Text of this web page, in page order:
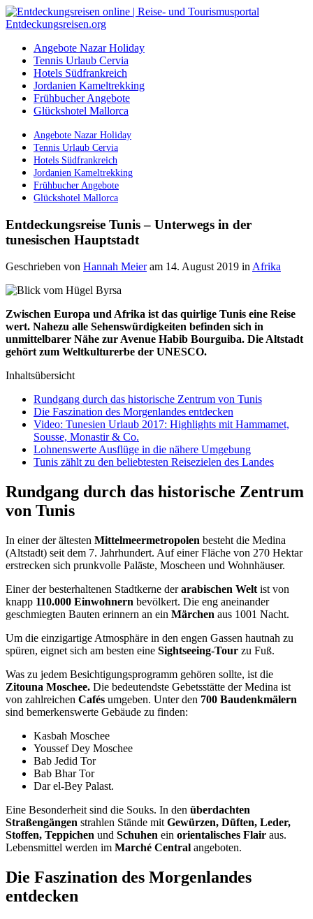
Angebote Nazar Holiday
Tennis Urlaub Cervia
Hotels Südfrankreich
Jordanien Kameltrekking
Frühbucher Angebote
Glückshotel Mallorca
Angebote Nazar Holiday
Tennis Urlaub Cervia
Hotels Südfrankreich
Jordanien Kameltrekking
Frühbucher Angebote
Glückshotel Mallorca
Entdeckungsreise Tunis – Unterwegs in der
tunesischen Hauptstadt
Geschrieben von Hannah Meier am 14. August 2019 inAfrika
Zwischen Europa und Afrika ist das quirlige Tunis eine Reise
wert. Nahezu alle Sehenswürdigkeiten befinden sich in
unmittelbarer Nähe zur Avenue Habib Bourguiba. Die Altstadt
gehört zum Weltkulturerbe der UNESCO.
Inhaltsübersicht
Rundgang durch das historische Zentrum von Tunis
Die Faszination des Morgenlandes entdecken
Video: Tunesien Urlaub 2017: Highlights mit Hammamet,
Sousse, Monastir & Co.
Lohnenswerte Ausflüge in die nähere Umgebung
Tunis zählt zu den beliebtesten Reisezielen des Landes
Rundgang durch das historische Zentrum
von Tunis
In einer der ältesten Mittelmeermetropolen besteht die Medina
(Altstadt) seit dem 7. Jahrhundert. Auf einer Fläche von 270 Hektar
erstrecken sich prunkvolle Paläste, Moscheen und Wohnhäuser.
Einer der besterhaltenen Stadtkerne derarabischen Welt ist von
knapp 110.000 Einwohnern bevölkert. Die eng aneinander
geschmiegten Bauten erinnern an ein Märchen aus 1001 Nacht.
Um die einzigartige Atmosphäre in den engen Gassen hautnah zu
spüren, eignet sich am besten eine Sightseeing-Tour zu Fuß.
Was zu jedem Besichtigungsprogramm gehören sollte, ist die
Zitouna Moschee. Die bedeutendste Gebetsstätte der Medina ist
von zahlreichen Cafés umgeben. Unter den 700 Baudenkmälern
sind bemerkenswerte Gebäude zu finden:
Kasbah Moschee
Youssef Dey Moschee
Bab Jedid Tor
Bab BharTor
Darel-Bey Palast.
Eine Besonderheit sind die Souks. In den überdachten
Straßengängen strahlen Stände mit Gewürzen, Düften, Leder,
Stoffen, Teppichen und Schuhen ein orientalisches Flair aus.
Lebensmittel werden im Marché Central angeboten.
Die Faszination des Morgenlandes
entdecken